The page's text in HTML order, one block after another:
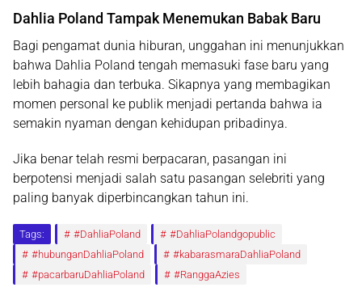
Dahlia Poland Tampak Menemukan Babak Baru
Bagi pengamat dunia hiburan, unggahan ini menunjukkan
bahwa Dahlia Poland tengah memasuki fase baru yang
lebih bahagia dan terbuka. Sikapnya yang membagikan
momen personal ke publik menjadi pertanda bahwa ia
semakin nyaman dengan kehidupan pribadinya.
Jika benar telah resmi berpacaran, pasangan ini
berpotensi menjadi salah satu pasangan selebriti yang
paling banyak diperbincangkan tahun ini.
Tags: #DahliaPoland
#DahliaPolandgopublic
#hubunganDahliaPoland
#kabarasmaraDahliaPoland
#pacarbaruDahliaPoland
#RanggaAzies